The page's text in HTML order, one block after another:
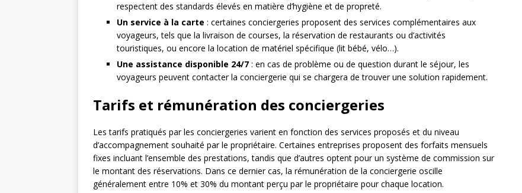
respectent des standards élevés en matière d’hygiène et de propreté.
Un service à la carte : certaines conciergeries proposent des services complémentaires aux
voyageurs, tels que la livraison de courses, la réservation de restaurants ou d’activités
touristiques, ou encore la location de matériel spécifique (lit bébé, vélo…).
Une assistance disponible 24/7 : en cas de problème ou de question durant le séjour, les
voyageurs peuvent contacter la conciergerie qui se chargera de trouver une solution rapidement.
Tarifs et rémunération des conciergeries
Les tarifs pratiqués par les conciergeries varient en fonction des services proposés et du niveau
d’accompagnement souhaité par le propriétaire. Certaines entreprises proposent des forfaits mensuels
fixes incluant l’ensemble des prestations, tandis que d’autres optent pour un système de commission sur
le montant des réservations. Dans ce dernier cas, la rémunération de la conciergerie oscille
généralement entre 10% et 30% du montant perçu par le propriétaire pour chaque location.